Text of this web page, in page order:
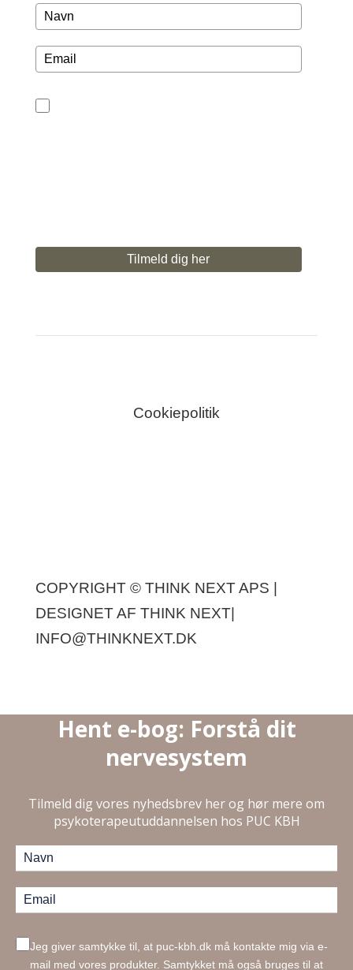
Tilmeld dig her
Cookiepolitik
COPYRIGHT © THINK NEXT APS |
DESIGNET AF THINK NEXT|
INFO@THINKNEXT.DK
Hent e-bog: Forstå dit
nervesystem
Tilmeld dig vores nyhedsbrev her og hør mere om
psykoterapeutuddannelsen hos PUC KBH
Jeg giver samtykke til, at puc-kbh.dk må kontakte mig via e-
mail med vores produkter. Samtykket må også bruges til at